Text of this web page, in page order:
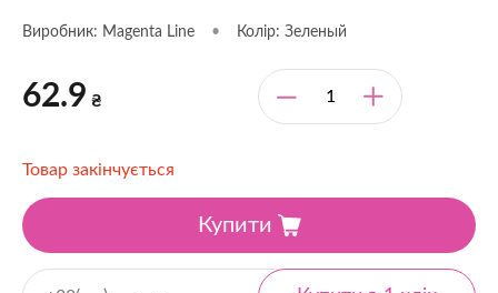
Виробник: Magenta Line • Колір: Зеленый
62.9 ₴
Товар закінчується
Купити